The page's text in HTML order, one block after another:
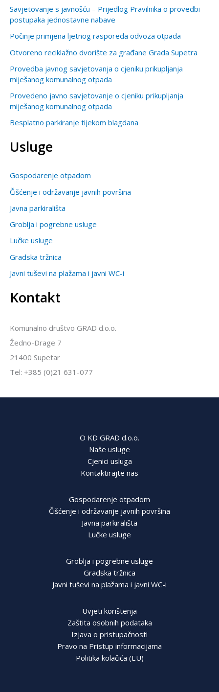
i
:
Savjetovanje s javnošću – Prijedlog Pravilnika o provedbi
postupaka jednostavne nabave
Počinje primjena ljetnog rasporeda odvoza otpada
Otvoreno reciklažno dvorište za građane Grada Supetra
Provedba javnog savjetovanja o cjeniku prikupljanja
miješanog komunalnog otpada
Provedeno javno savjetovanje o cjeniku prikupljanja
miješanog komunalnog otpada
Besplatno parkiranje tijekom blagdana
Usluge
Gospodarenje otpadom
Čišćenje i održavanje javnih površina
Javna parkirališta
Groblja i pogrebne usluge
Lučke usluge
Gradska tržnica
Javni tuševi na plažama i javni WC-i
Kontakt
Komunalno društvo GRAD d.o.o.
Žedno-Drage 7
21400 Supetar
Tel: +385 (0)21 631-077
O KD GRAD d.o.o.
Naše usluge
Cjenici usluga
Kontaktirajte nas
Gospodarenje otpadom
Čišćenje i održavanje javnih površina
Javna parkirališta
Lučke usluge
Groblja i pogrebne usluge
Gradska tržnica
Javni tuševi na plažama i javni WC-i
Uvjeti korištenja
Zaštita osobnih podataka
Izjava o pristupačnosti
Pravo na Pristup informacijama
Politika kolačića (EU)